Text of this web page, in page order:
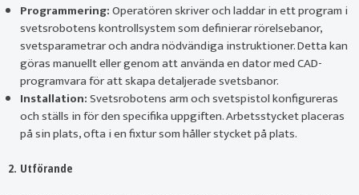
Programmering:Operatören skriver och laddar in ett program i
svetsrobotens kontrollsystem som definierar rörelsebanor,
svetsparametrar och andra nödvändiga instruktioner. Detta kan
göras manuellt eller genom att använda en dator med CAD-
programvara för att skapa detaljerade svetsbanor.
Installation:Svetsrobotens arm och svetspistol konfigureras
och ställs in för den specifika uppgiften. Arbetsstycket placeras
på sin plats, ofta i en fixtur som håller stycket på plats.
2. Utförande